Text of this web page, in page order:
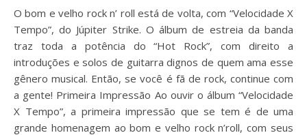
O bom e velho rock n’ roll está de volta, com “Velocidade X
Tempo”, do Júpiter Strike. O álbum de estreia da banda
traz toda a potência do “Hot Rock”, com direito a
introduções e solos de guitarra dignos de quem ama esse
gênero musical. Então, se você é fã de rock, continue com
a gente! Primeira Impressão Ao ouvir o álbum “Velocidade
X Tempo”, a primeira impressão que se tem é de uma
grande homenagem ao bom e velho rock n’roll, com seus